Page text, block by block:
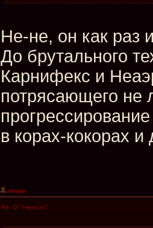
Не-не, он как раз
До брутального
Карнифекс и
потрясающего не
в корах-кокорах
Re: О "тяжести"